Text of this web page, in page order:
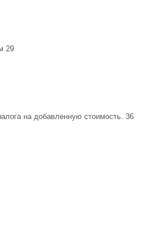
29
на добавленную стоимость. 36